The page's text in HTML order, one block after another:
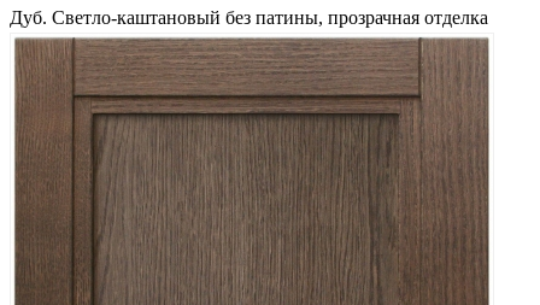
Дуб. Светло-каштановый без патины, прозрачная отделка